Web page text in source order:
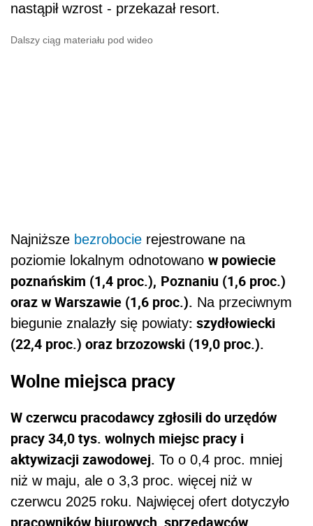
nastąpił wzrost - przekazał resort.
Dalszy ciąg materiału pod wideo
Najniższe bezrobocie rejestrowane na
poziomie lokalnym odnotowano w powiecie
poznańskim (1,4 proc.), Poznaniu (1,6 proc.)
oraz w Warszawie (1,6 proc.). Na przeciwnym
biegunie znalazły się powiaty: szydłowiecki
(22,4 proc.) oraz brzozowski (19,0 proc.).
Wolne miejsca pracy
W czerwcu pracodawcy zgłosili do urzędów
pracy 34,0 tys. wolnych miejsc pracy i
aktywizacji zawodowej. To o 0,4 proc. mniej
niż w maju, ale o 3,3 proc. więcej niż w
czerwcu 2025 roku. Najwięcej ofert dotyczyło
pracowników biurowych, sprzedawców,